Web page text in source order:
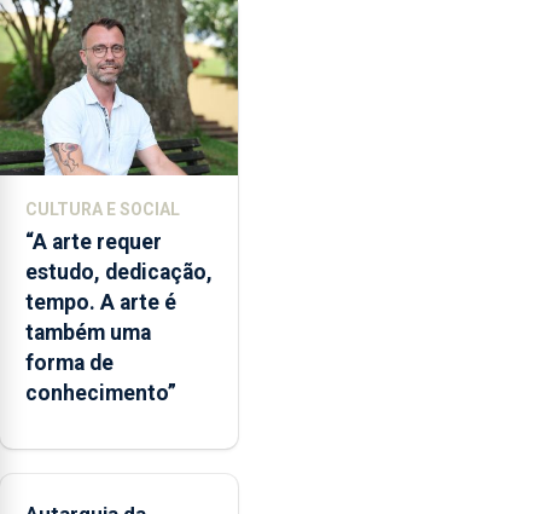
os
bombeiros
dos
Açores
com
responsabilidades
partilhadas
entre
o
Governo
Regional
e
municípios.
CULTURA E SOCIAL
“A arte requer
estudo, dedicação,
tempo. A arte é
também uma
forma de
conhecimento”